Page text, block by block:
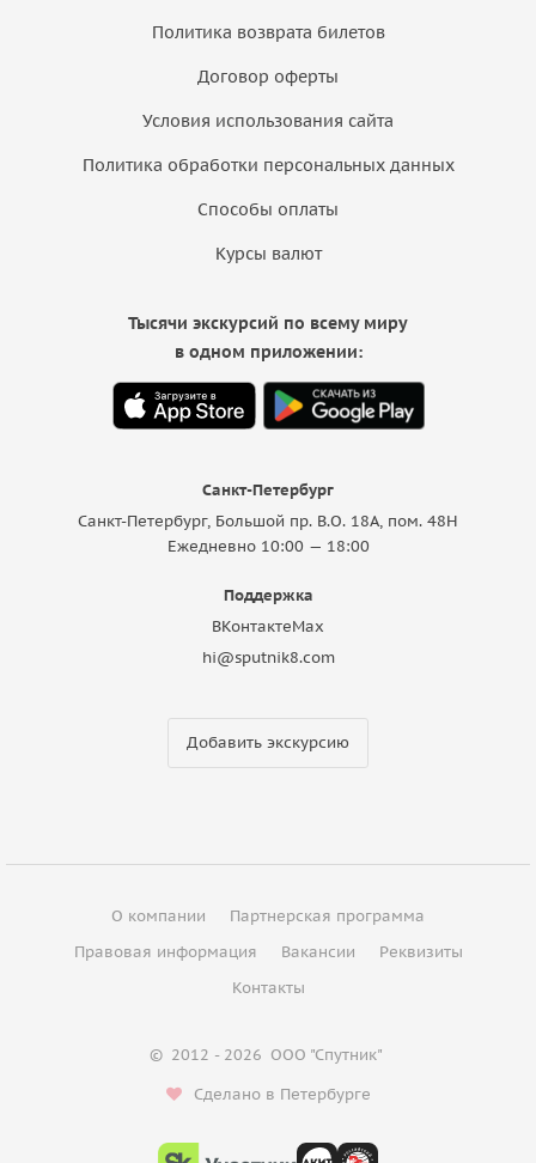
Политика возврата билетов
Договор оферты
Условия использования сайта
Политика обработки персональных данных
Способы оплаты
Курсы валют
Санкт-Петербург
Санкт-Петербург, Большой пр. В.О. 18A, пом. 48Н
Ежедневно 10:00 — 18:00
Поддержка
ВКонтактеMax
hi@sputnik8.com
Добавить экскурсию
Тысячи экскурсий по всему миру
в одном приложении:
О компании
Партнерская программа
Правовая информация
Вакансии
Реквизиты
Контакты
© 2012 - 2026 ООО "Спутник"
Сделано в Петербурге